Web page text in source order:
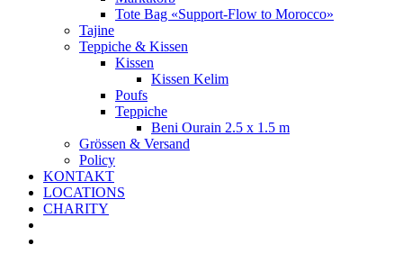
Tote Bag «Support-Flow to Morocco»
Tajine
Teppiche & Kissen
Kissen
Kissen Kelim
Poufs
Teppiche
Beni Ourain 2.5 x 1.5 m
Grössen & Versand
Policy
KONTAKT
LOCATIONS
CHARITY